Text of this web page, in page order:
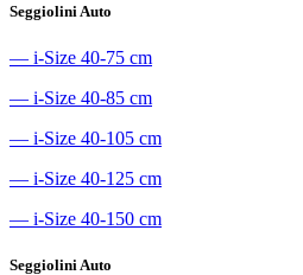
Seggiolini Auto
― i-Size 40-75 cm
― i-Size 40-85 cm
― i-Size 40-105 cm
― i-Size 40-125 cm
― i-Size 40-150 cm
Seggiolini Auto